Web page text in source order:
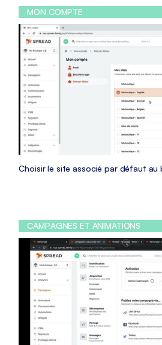
MON COMPTE
Choisir le site associé par défaut
CAMPAGNES ET ANIMATIONS